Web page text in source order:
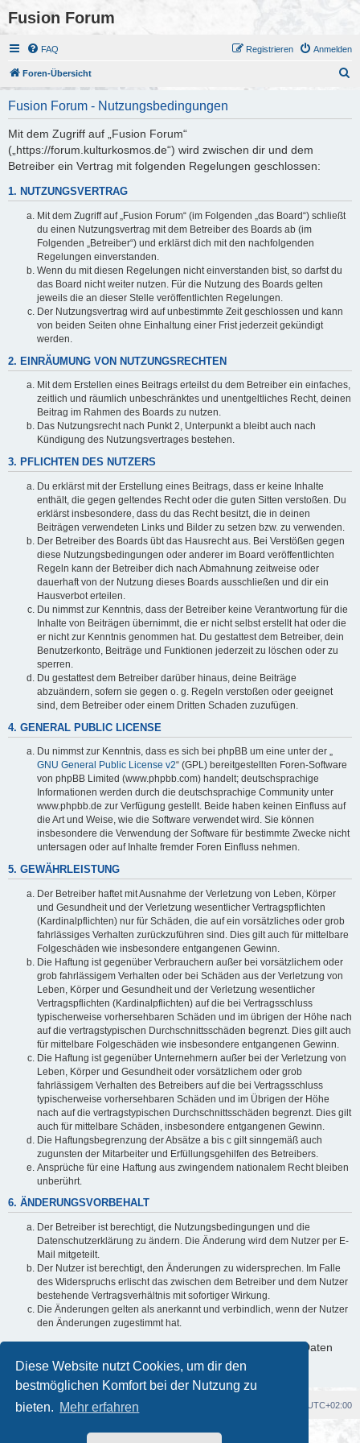
Diese Website nutzt Cookies, um dir den
bestmöglichen Komfort bei der Nutzung zu
bieten. Mehr erfahren
Fusion Forum
FAQ Anmelden
Registrieren
Foren-Übersicht
Fusion Forum - Nutzungsbedingungen
Mit dem Zugriff auf „Fusion Forum“
(„https://forum.kulturkosmos.de“) wird zwischen dir und dem
Betreiber ein Vertrag mit folgenden Regelungen geschlossen:
1. NUTZUNGSVERTRAG
Mit dem Zugriff auf „Fusion Forum“ (im Folgenden „das Board“) schließt
du einen Nutzungsvertrag mit dem Betreiber des Boards ab (im
Folgenden „Betreiber“) und erklärst dich mit den nachfolgenden
Regelungen einverstanden.
Wenn du mit diesen Regelungen nicht einverstanden bist, so darfst du
das Board nicht weiter nutzen. Für die Nutzung des Boards gelten
jeweils die an dieser Stelle veröffentlichten Regelungen.
Der Nutzungsvertrag wird auf unbestimmte Zeit geschlossen und kann
von beiden Seiten ohne Einhaltung einer Frist jederzeit gekündigt
werden.
2. EINRÄUMUNG VON NUTZUNGSRECHTEN
Mit dem Erstellen eines Beitrags erteilst du dem Betreiber ein einfaches,
zeitlich und räumlich unbeschränktes und unentgeltliches Recht, deinen
Beitrag im Rahmen des Boards zu nutzen.
Das Nutzungsrecht nach Punkt 2, Unterpunkt a bleibt auch nach
Kündigung des Nutzungsvertrages bestehen.
3. PFLICHTEN DES NUTZERS
Du erklärst mit der Erstellung eines Beitrags, dass er keine Inhalte
enthält, die gegen geltendes Recht oder die guten Sitten verstoßen. Du
erklärst insbesondere, dass du das Recht besitzt, die in deinen
Beiträgen verwendeten Links und Bilder zu setzen bzw. zu verwenden.
Der Betreiber des Boards übt das Hausrecht aus. Bei Verstößen gegen
diese Nutzungsbedingungen oder anderer im Board veröffentlichten
Regeln kann der Betreiber dich nach Abmahnung zeitweise oder
dauerhaft von der Nutzung dieses Boards ausschließen und dir ein
Hausverbot erteilen.
Du nimmst zur Kenntnis, dass der Betreiber keine Verantwortung für die
Inhalte von Beiträgen übernimmt, die er nicht selbst erstellt hat oder die
er nicht zur Kenntnis genommen hat. Du gestattest dem Betreiber, dein
Benutzerkonto, Beiträge und Funktionen jederzeit zu löschen oder zu
sperren.
Du gestattest dem Betreiber darüber hinaus, deine Beiträge
abzuändern, sofern sie gegen o. g. Regeln verstoßen oder geeignet
sind, dem Betreiber oder einem Dritten Schaden zuzufügen.
4. GENERAL PUBLIC LICENSE
Du nimmst zur Kenntnis, dass es sich bei phpBB um eine unter der „
GNU General Public License v2“ (GPL) bereitgestellten Foren-Software
von phpBB Limited (www.phpbb.com) handelt; deutschsprachige
Informationen werden durch die deutschsprachige Community unter
www.phpbb.de zur Verfügung gestellt. Beide haben keinen Einfluss auf
die Art und Weise, wie die Software verwendet wird. Sie können
insbesondere die Verwendung der Software für bestimmte Zwecke nicht
untersagen oder auf Inhalte fremder Foren Einfluss nehmen.
5. GEWÄHRLEISTUNG
Der Betreiber haftet mit Ausnahme der Verletzung von Leben, Körper
und Gesundheit und der Verletzung wesentlicher Vertragspflichten
(Kardinalpflichten) nur für Schäden, die auf ein vorsätzliches oder grob
fahrlässiges Verhalten zurückzuführen sind. Dies gilt auch für mittelbare
Folgeschäden wie insbesondere entgangenen Gewinn.
Die Haftung ist gegenüber Verbrauchern außer bei vorsätzlichem oder
grob fahrlässigem Verhalten oder bei Schäden aus der Verletzung von
Leben, Körper und Gesundheit und der Verletzung wesentlicher
Vertragspflichten (Kardinalpflichten) auf die bei Vertragsschluss
typischerweise vorhersehbaren Schäden und im übrigen der Höhe nach
auf die vertragstypischen Durchschnittsschäden begrenzt. Dies gilt auch
für mittelbare Folgeschäden wie insbesondere entgangenen Gewinn.
Die Haftung ist gegenüber Unternehmern außer bei der Verletzung von
Leben, Körper und Gesundheit oder vorsätzlichem oder grob
fahrlässigem Verhalten des Betreibers auf die bei Vertragsschluss
typischerweise vorhersehbaren Schäden und im Übrigen der Höhe
nach auf die vertragstypischen Durchschnittsschäden begrenzt. Dies gilt
auch für mittelbare Schäden, insbesondere entgangenen Gewinn.
Die Haftungsbegrenzung der Absätze a bis c gilt sinngemäß auch
zugunsten der Mitarbeiter und Erfüllungsgehilfen des Betreibers.
Ansprüche für eine Haftung aus zwingendem nationalem Recht bleiben
unberührt.
6. ÄNDERUNGSVORBEHALT
Der Betreiber ist berechtigt, die Nutzungsbedingungen und die
Datenschutzerklärung zu ändern. Die Änderung wird dem Nutzer per E-
Mail mitgeteilt.
Der Nutzer ist berechtigt, den Änderungen zu widersprechen. Im Falle
des Widerspruchs erlischt das zwischen dem Betreiber und dem Nutzer
bestehende Vertragsverhältnis mit sofortiger Wirkung.
Die Änderungen gelten als anerkannt und verbindlich, wenn der Nutzer
den Änderungen zugestimmt hat.
Informationen über den Umgang mit deinen persönlichen Daten
sind in der Datenschutzerklärung enthalten.
Foren-Übersicht UTC+02:00
Powered byphpBB® Forum Software © phpBB Limited